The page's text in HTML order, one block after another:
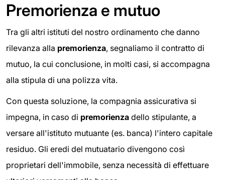
Premorienza e mutuo
Tra gli altri istituti del nostro ordinamento che danno
rilevanza alla premorienza, segnaliamo il contratto di
mutuo, la cui conclusione, in molti casi, si accompagna
alla stipula di una polizza vita.
Con questa soluzione, la compagnia assicurativa si
impegna, in caso di premorienza dello stipulante, a
versare all'istituto mutuante (es. banca) l'intero capitale
residuo. Gli eredi del mutuatario divengono così
proprietari dell'immobile, senza necessità di effettuare